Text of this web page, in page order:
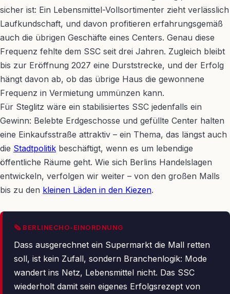
sicher ist: Ein Lebensmittel-Vollsortimenter zieht verlässlich
Laufkundschaft, und davon profitieren erfahrungsgemäß
auch die übrigen Geschäfte eines Centers. Genau diese
Frequenz fehlte dem SSC seit drei Jahren. Zugleich bleibt
bis zur Eröffnung 2027 eine Durststrecke, und der Erfolg
hängt davon ab, ob das übrige Haus die gewonnene
Frequenz in Vermietung ummünzen kann.
Für Steglitz wäre ein stabilisiertes SSC jedenfalls ein
Gewinn: Belebte Erdgeschosse und gefüllte Center halten
eine Einkaufsstraße attraktiv – ein Thema, das längst auch
die Stadtpolitik beschäftigt, wenn es um lebendige
öffentliche Räume geht. Wie sich Berlins Handelslagen
entwickeln, verfolgen wir weiter – von den großen Malls
bis zu den kleinen Läden in den Kiezen.
🗞 BERLINECHO-EINORDNUNG
Dass ausgerechnet ein Supermarkt die Mall retten
soll, ist kein Zufall, sondern Branchenlogik: Mode
wandert ins Netz, Lebensmittel nicht. Das SSC
wiederholt damit sein eigenes Erfolgsrezept von